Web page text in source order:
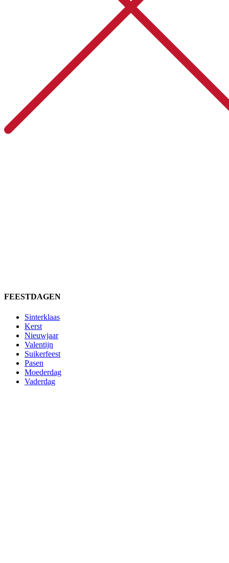
FEESTDAGEN
Sinterklaas
Kerst
Nieuwjaar
Valentijn
Suikerfeest
Pasen
Moederdag
Vaderdag